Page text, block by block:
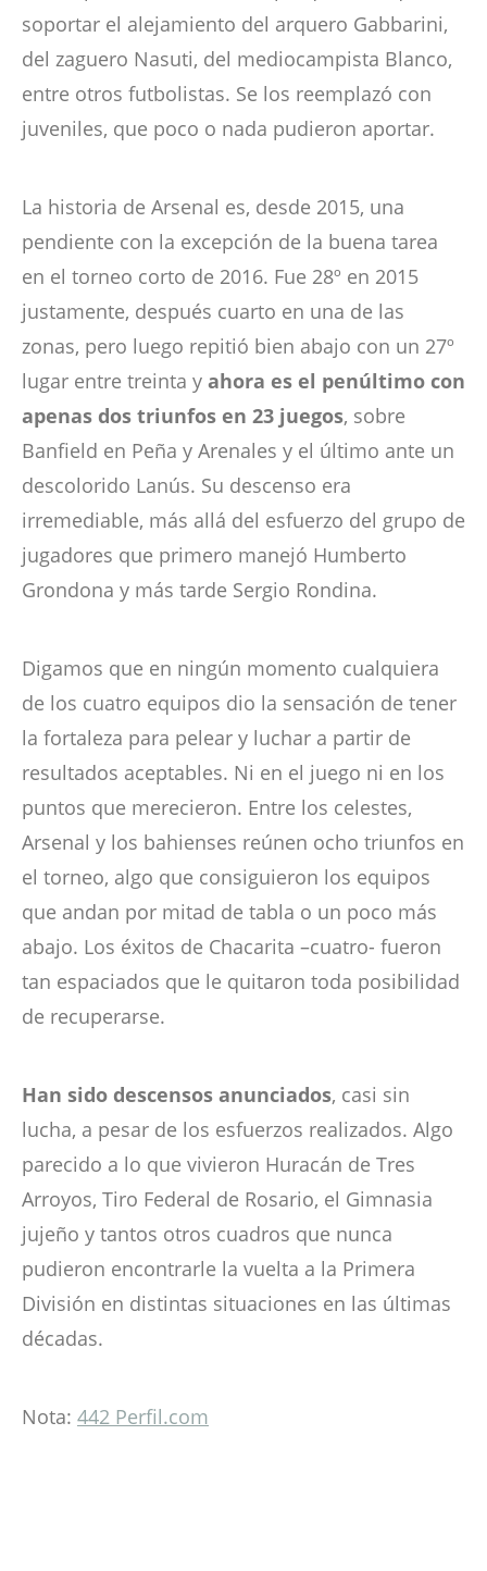
soportar el alejamiento del arquero Gabbarini,
del zaguero Nasuti, del mediocampista Blanco,
entre otros futbolistas. Se los reemplazó con
juveniles, que poco o nada pudieron aportar.
La historia de Arsenal es, desde 2015, una
pendiente con la excepción de la buena tarea
en el torneo corto de 2016. Fue 28º en 2015
justamente, después cuarto en una de las
zonas, pero luego repitió bien abajo con un 27º
lugar entre treinta y ahora es el penúltimo con
apenas dos triunfos en 23 juegos, sobre
Banfield en Peña y Arenales y el último ante un
descolorido Lanús. Su descenso era
irremediable, más allá del esfuerzo del grupo de
jugadores que primero manejó Humberto
Grondona y más tarde Sergio Rondina.
Digamos que en ningún momento cualquiera
de los cuatro equipos dio la sensación de tener
la fortaleza para pelear y luchar a partir de
resultados aceptables. Ni en el juego ni en los
puntos que merecieron. Entre los celestes,
Arsenal y los bahienses reúnen ocho triunfos en
el torneo, algo que consiguieron los equipos
que andan por mitad de tabla o un poco más
abajo. Los éxitos de Chacarita –cuatro- fueron
tan espaciados que le quitaron toda posibilidad
de recuperarse.
Han sido descensos anunciados, casi sin
lucha, a pesar de los esfuerzos realizados. Algo
parecido a lo que vivieron Huracán de Tres
Arroyos, Tiro Federal de Rosario, el Gimnasia
jujeño y tantos otros cuadros que nunca
pudieron encontrarle la vuelta a la Primera
División en distintas situaciones en las últimas
décadas.
Nota: 442 Perfil.com